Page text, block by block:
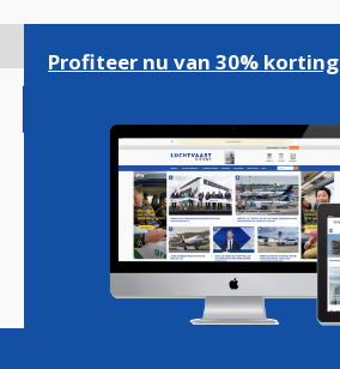
gaan
Magazine Podcasts
Profiteer nu van 30% korting